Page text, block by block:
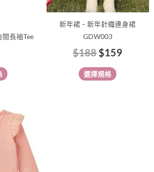
間長䄂Tee
新年裙 – 新年針織連身裙
GDW003
$188$159
選擇規格
產
頁
選
擇
選